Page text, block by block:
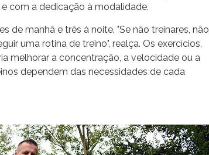
e com a dedicação à modalidade.
de manhã e três à noite. "Se não treinares, não
uma rotina de treino", realça. Os exercícios,
melhorar a concentração, a velocidade ou a
dependem das necessidades de cada